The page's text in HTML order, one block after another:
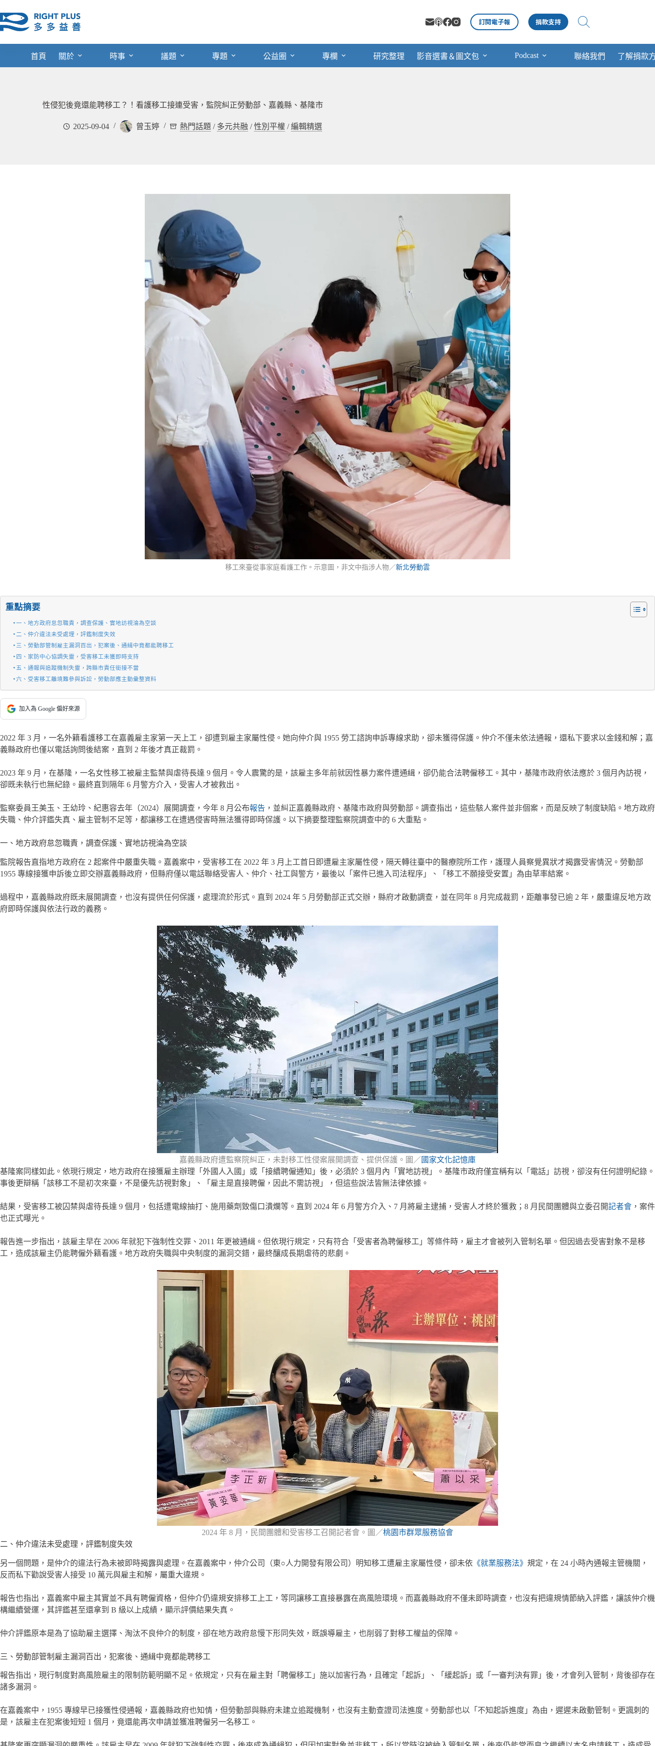
至
主
訂閱電子報 捐款支持
首頁 關於 時事 議題 專題 公益圈 專欄 研究整理 影音選書＆圖文包 Podcast 聯絡我們 了解捐款
性侵犯後竟還能聘移工？！看護移工接連受害，監院糾正勞動部、嘉義縣、基隆市
2025-09-04 曾玉婷 熱門話題 / 多元共融 /性別平權/編輯精選
移工來臺從事家庭看護工作。示意圖，非文中指涉人物／新北勞動雲
重點摘要
一、地方政府怠忽職責，調查保護、實地訪視淪為空談
二、仲介違法未受處理，評鑑制度失效
三、勞動部管制雇主漏洞百出，犯案後、通緝中竟都能聘移工
四、家防中心協調失靈，受害移工未獲即時支持
五、通報與追蹤機制失靈，跨縣市責任銜接不當
六、受害移工離境難參與訴訟，勞動部應主動彙整資料
加入為 Google 偏好來源
2022 年 3 月，一名外籍看護移工在嘉義雇主家第一天上工，卻遭到雇主家屬性侵。她向仲介與 1955 勞工諮詢申訴專線求助，卻未獲得保護。仲介不僅未依法通報，還私下要求以金錢和解；嘉
義縣政府也僅以電話詢問後結案，直到 2 年後才真正裁罰。
2023 年 9 月，在基隆，一名女性移工被雇主監禁與虐待長達 9 個月。令人震驚的是，該雇主多年前就因性暴力案件遭通緝，卻仍能合法聘僱移工。其中，基隆市政府依法應於 3 個月內訪視，
卻既未執行也無紀錄。最終直到隔年 6 月警方介入，受害人才被救出。
監察委員王美玉、王幼玲、紀惠容去年（2024）展開調查，今年 8 月公布報告 ，並糾正嘉義縣政府、基隆市政府與勞動部。調查指出，這些駭人案件並非個案，而是反映了制度缺陷。地方政府
失職、仲介評鑑失真、雇主管制不足等，都讓移工在遭遇侵害時無法獲得即時保護。以下摘要整理監察院調查中的 6 大重點。
一、地方政府怠忽職責，調查保護、實地訪視淪為空談
監院報告直指地方政府在 2 起案件中嚴重失職。嘉義案中，受害移工在 2022 年 3 月上工首日即遭雇主家屬性侵，隔天轉往臺中的醫療院所工作，護理人員察覺異狀才揭露受害情況。勞動部
1955 專線接獲申訴後立即交辦嘉義縣政府，但縣府僅以電話聯絡受害人、仲介、社工與警方，最後以「案件已進入司法程序」、「移工不願接受安置」為由草率結案。
過程中，嘉義縣政府既未展開調查，也沒有提供任何保護，處理流於形式。直到 2024 年 5 月勞動部正式交辦，縣府才啟動調查，並在同年 8 月完成裁罰，距離事發已逾 2 年，嚴重違反地方政
府即時保護與依法行政的義務。
嘉義縣政府遭監察院糾正，未對移工性侵案展開調查、提供保護。圖／ 國家文化記憶庫
基隆案同樣如此。依現行規定，地方政府在接獲雇主辦理「外國人入國」或「接續聘僱通知」後，必須於 3 個月內「實地訪視」。基隆市政府僅宣稱有以「電話」訪視，卻沒有任何證明紀錄。
事後更辯稱「該移工不是初次來臺，不是優先訪視對象」、「雇主是直接聘僱，因此不需訪視」，但這些說法皆無法律依據。
結果，受害移工被囚禁與虐待長達 9 個月，包括遭電線抽打、施用藥劑致傷口潰爛等。直到 2024 年 6 月警方介入、7 月將雇主逮捕，受害人才終於獲救；8 月民間團體與立委召開記者會 ，案件
也正式曝光。
報告進一步指出，該雇主早在 2006 年就犯下強制性交罪、2011 年更被通緝。但依現行規定，只有符合「受害者為聘僱移工」等條件時，雇主才會被列入管制名單。但因過去受害對象不是移
工，造成該雇主仍能聘僱外籍看護。地方政府失職與中央制度的漏洞交錯，最終釀成長期虐待的悲劇。
2024 年 8 月，民間團體和受害移工召開記者會。圖／桃園市群眾服務協會
二、仲介違法未受處理，評鑑制度失效
另一個問題，是仲介的違法行為未被即時揭露與處理。在嘉義案中，仲介公司（東○人力開發有限公司）明知移工遭雇主家屬性侵，卻未依 《就業服務法》 規定，在 24 小時內通報主管機關，
反而私下勸說受害人接受 10 萬元與雇主和解，屬重大違規。
報告也指出，嘉義案中雇主其實並不具有聘僱資格，但仲介仍違規安排移工上工，等同讓移工直接暴露在高風險環境。而嘉義縣政府不僅未即時調查，也沒有把違規情節納入評鑑，讓該仲介機
構繼續營運，其評鑑甚至還拿到 B 級以上成績，顯示評價結果失真。
仲介評鑑原本是為了協助雇主選擇、淘汰不良仲介的制度，卻在地方政府怠慢下形同失效，既誤導雇主，也削弱了對移工權益的保障。
三、勞動部管制雇主漏洞百出，犯案後、通緝中竟都能聘移工
報告指出，現行制度對高風險雇主的限制防範明顯不足。依規定，只有在雇主對「聘僱移工」施以加害行為，且確定「起訴」、「緩起訴」或「一審判決有罪」後，才會列入管制，背後卻存在
諸多漏洞。
在嘉義案中，1955 專線早已接獲性侵通報，嘉義縣政府也知情，但勞動部與縣府未建立追蹤機制，也沒有主動查證司法進度。勞動部也以「不知起訴進度」為由，遲遲未啟動管制。更諷刺的
是，該雇主在犯案後短短 1 個月，竟還能再次申請並獲准聘僱另一名移工。